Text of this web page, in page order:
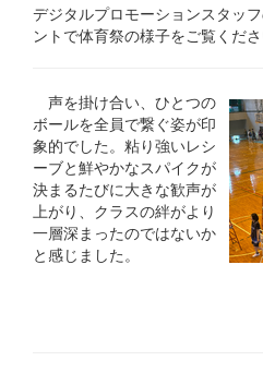
デジタルプロモーションスタッ
ントで体育祭の様子をご覧くださ
声を掛け合い、ひとつの
ボールを全員で繋ぐ姿が印
象的でした。粘り強いレシ
ーブと鮮やかなスパイクが
決まるたびに大きな歓声が
上がり、クラスの絆がより
一層深まったのではないか
と感じました。